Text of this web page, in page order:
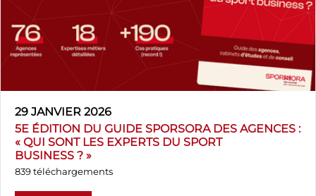
29 JANVIER 2026
5E ÉDITION DU GUIDE SPORSORA DES AGENCES :
« QUI SONT LES EXPERTS DU SPORT
BUSINESS ? »
839 téléchargements